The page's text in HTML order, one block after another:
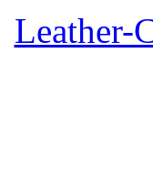
Leather-